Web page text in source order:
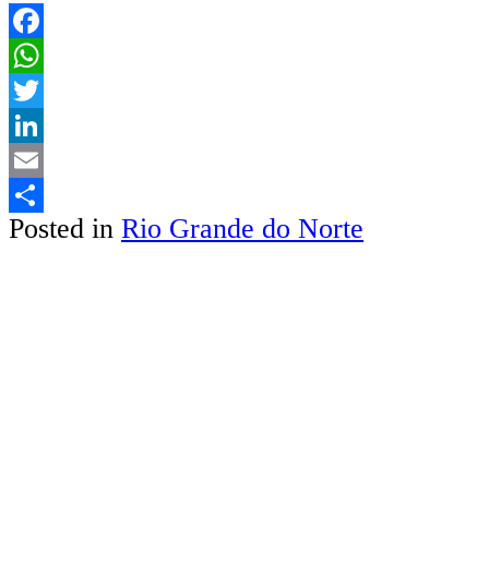
Facebook
WhatsApp
Twitter
LinkedIn
Email
Share
Posted in Rio Grande do Norte